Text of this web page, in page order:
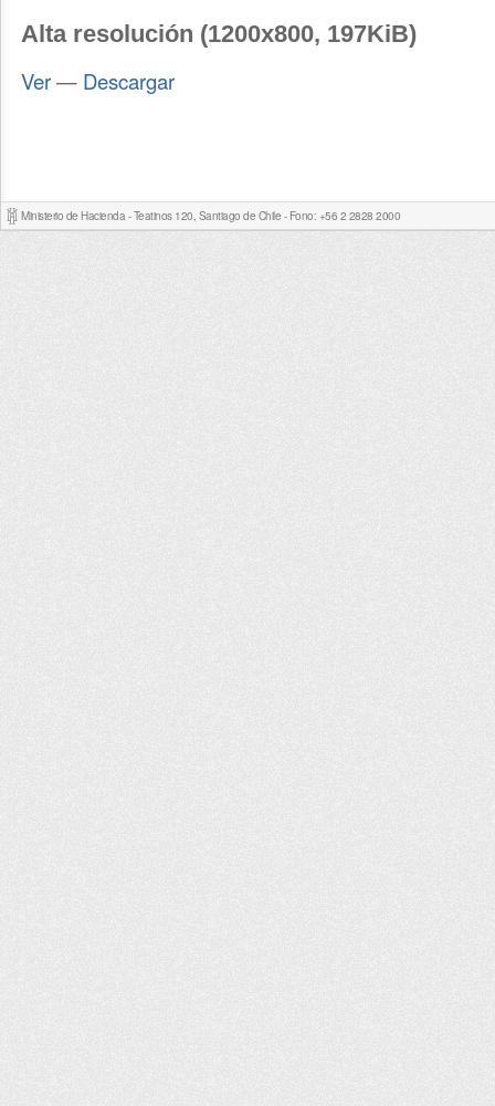
Alta resolución (1200x800, 197KiB)
Ver— Descargar
Ministerio de Hacienda - Teatinos 120, Santiago de Chile - Fono: +56 2 2828 2000